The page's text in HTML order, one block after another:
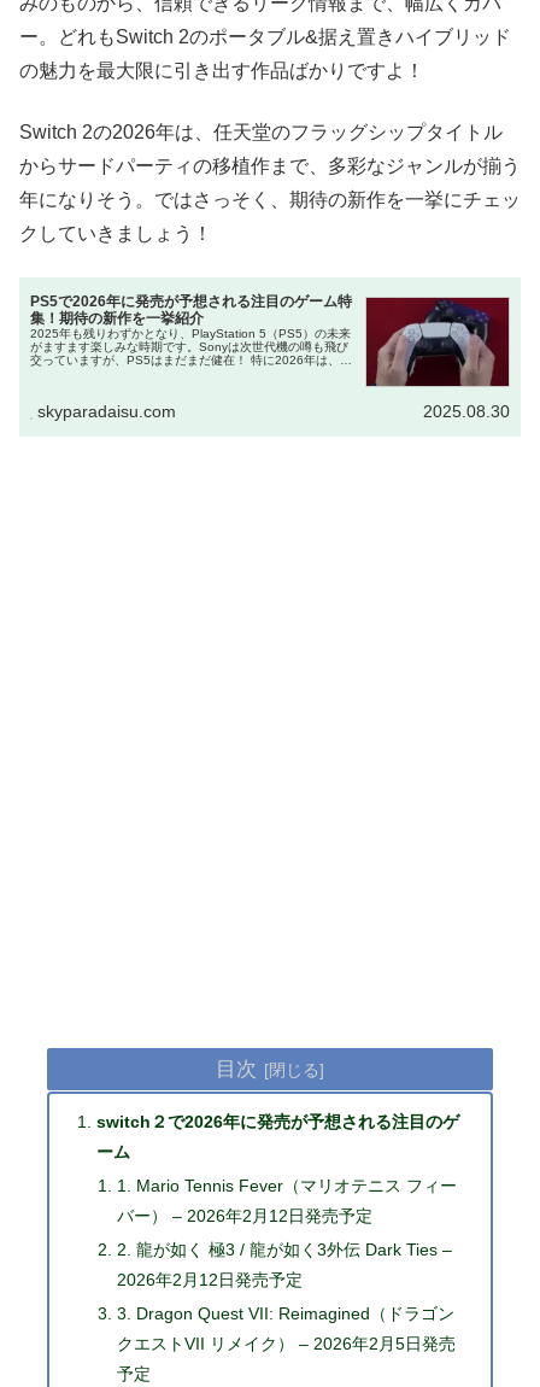
ー。どれもSwitch 2のポータブル&据え置きハイブリッド
の魅力を最大限に引き出す作品ばかりですよ！
Switch 2の2026年は、任天堂のフラッグシップタイトル
からサードパーティの移植作まで、多彩なジャンルが揃う
年になりそう。ではさっそく、期待の新作を一挙にチェッ
クしていきましょう！
PS5で2026年に発売が予想される注目のゲーム特
集！期待の新作を一挙紹介
2025年も残りわずかとなり、PlayStation 5（PS5）の未来
がますます楽しみな時期です。Sonyは次世代機の噂も飛び
交っていますが、PS5はまだまだ健在！ 特に2026年は、グ
skyparadaisu.com 2025.08.30
目次
switch２で2026年に発売が予想される注目のゲ
ーム
1. Mario Tennis Fever（マリオテニス フィー
バー） – 2026年2月12日発売予定
2. 龍が如く 極3 / 龍が如く3外伝 Dark Ties –
2026年2月12日発売予定
3. Dragon Quest VII: Reimagined（ドラゴン
クエストVII リメイク） – 2026年2月5日発売
予定